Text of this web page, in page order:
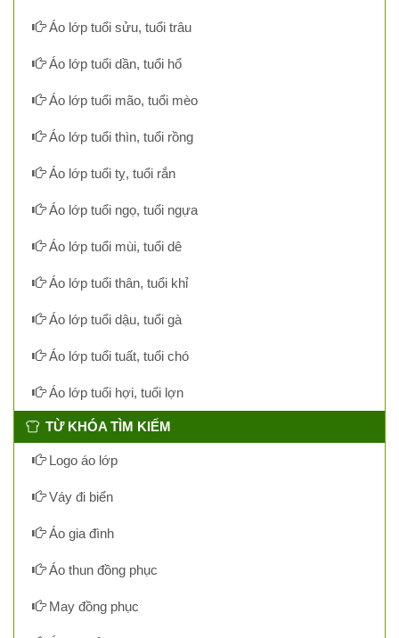
Áo lớp tuổi sửu, tuổi trâu
Áo lớp tuổi dần, tuổi hổ
Áo lớp tuổi mão, tuổi mèo
Áo lớp tuổi thìn, tuổi rồng
Áo lớp tuổi tỵ, tuổi rắn
Áo lớp tuổi ngọ, tuổi ngựa
Áo lớp tuổi mùi, tuổi dê
Áo lớp tuổi thân, tuổi khỉ
Áo lớp tuổi dậu, tuổi gà
Áo lớp tuổi tuất, tuổi chó
Áo lớp tuổi hợi, tuổi lợn
TỪ KHÓA TÌM KIẾM
Logo áo lớp
Váy đi biển
Áo gia đình
Áo thun đồng phục
May đồng phục